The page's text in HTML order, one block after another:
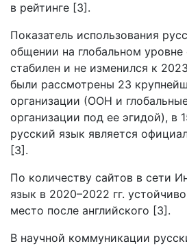
в рейтинге [3].
Показатель использования
общении на глобальном уровне
стабилен и не изменился к
были рассмотрены 23
организации (ООН и
организации под ее эгидой), в
русский язык является
[3].
По количеству сайтов в сети
язык в 2020–2022 гг.
место после английского [3].
В научной коммуникации